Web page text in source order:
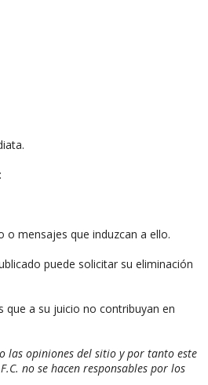
mensajes que induzcan a ello.
puede solicitar su eliminación
que a su juicio no contribuyan en
las opiniones del sitio y por tanto este
no se hacen responsables por los